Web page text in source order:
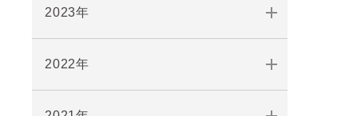
2023年
2022年